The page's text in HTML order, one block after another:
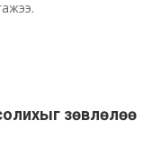
зөвлөлөө